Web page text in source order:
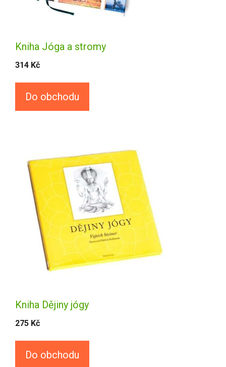
Kniha Jóga a stromy
314 Kč
Do obchodu
Kniha Dějiny jógy
275 Kč
Do obchodu